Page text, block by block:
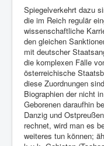
Spiegelverkehrt dazu
die im Reich regulär
wissenschaftliche
den gleichen
mit deutscher
die komplexen Fälle
österreichische
diese Zuordnungen
Biographien der nicht
Geborenen daraufhin
Danzig und
rechnet, wird man es
weiteres tun können;